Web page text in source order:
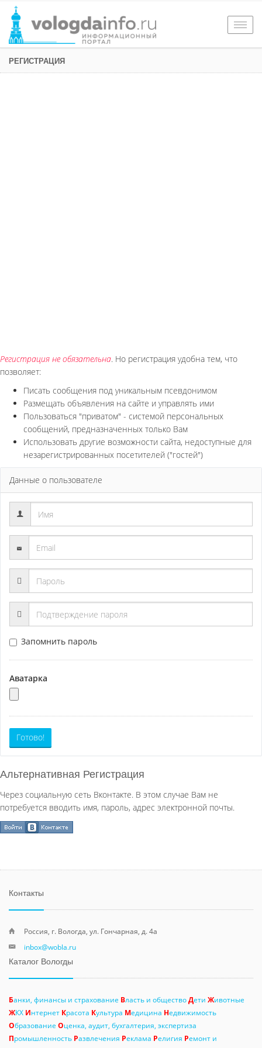
РЕГИСТРАЦИЯ
Регистрация не обязательна. Но регистрация удобна тем, что
позволяет:
Писать сообщения под уникальным псевдонимом
Размещать объявления на сайте и управлять ими
Пользоваться "приватом" - системой персональных
сообщений, предназначенных только Вам
Использовать другие возможности сайта, недоступные для
незарегистрированных посетителей ("гостей")
Данные о пользователе
Запомнить пароль
Аватарка
Готово!
Альтернативная Регистрация
Через социальную сеть Вконтакте. В этом случае Вам не
потребуется вводить имя, пароль, адрес электронной почты.
Контакты
Россия, г. Вологда, ул. Гончарная, д. 4а
inbox@wobla.ru
Каталог Вологды
Банки, финансы и страхование Власть и обществоДети Животные
ЖКХ Интернет Красота Культура Медицина Недвижимость
Образование Оценка, аудит, бухгалтерия, экспертиза
Промышленность Развлечения Реклама Религия Ремонт и